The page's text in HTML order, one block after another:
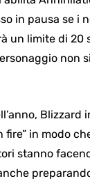
in pausa se i
un limite di 20
non
Blizzard
fire” in modo
stanno